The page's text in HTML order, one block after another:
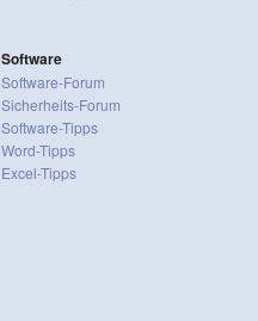
Software
Software-Forum
Sicherheits-Forum
Software-Tipps
Word-Tipps
Excel-Tipps